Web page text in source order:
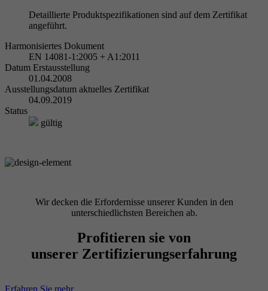
Detaillierte Produktspezifikationen sind auf dem Zertifikat
angeführt.
Harmonisiertes Dokument
EN 14081-1:2005 + A1:2011
Datum Erstausstellung
01.04.2008
Ausstellungsdatum aktuelles Zertifikat
04.09.2019
Status
gültig
Wir decken die Erfordernisse unserer Kunden in den
unterschiedlichsten Bereichen ab.
Profitieren sie von
unserer Zertifizierungserfahrung